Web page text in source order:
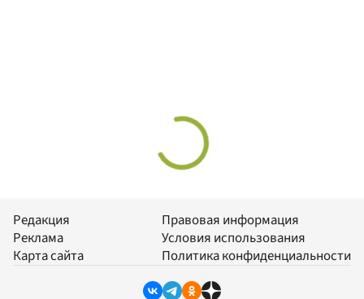
Редакция
Реклама
Карта сайта
Правовая информация
Условия использования
Политика конфиденциальности